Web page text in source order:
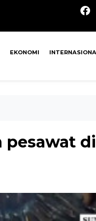
EKONOMI
pesawat